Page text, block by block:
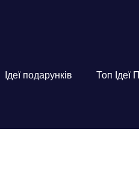
Ідеї подарунків Топ Ідеї